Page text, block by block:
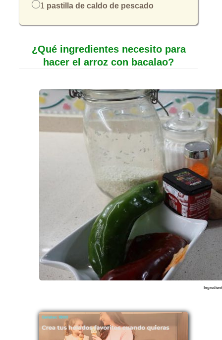
1 pastilla de caldo de pescado
¿Qué ingredientes necesito para
hacer el arroz con bacalao?